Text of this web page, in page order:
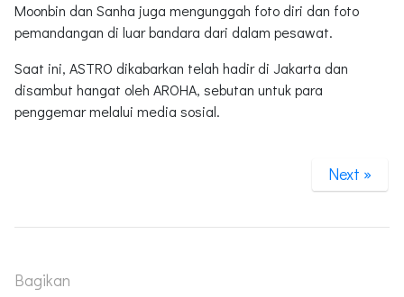
Moonbin dan Sanha juga mengunggah foto diri dan foto
pemandangan di luar bandara dari dalam pesawat.
Saat ini, ASTRO dikabarkan telah hadir di Jakarta dan
disambut hangat oleh AROHA, sebutan untuk para
penggemar melalui media sosial.
Next »
Bagikan